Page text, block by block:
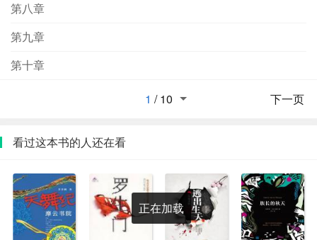
第八章
第九章
第十章
下一页
1 /10
看过这本书的人还在看
正在加载